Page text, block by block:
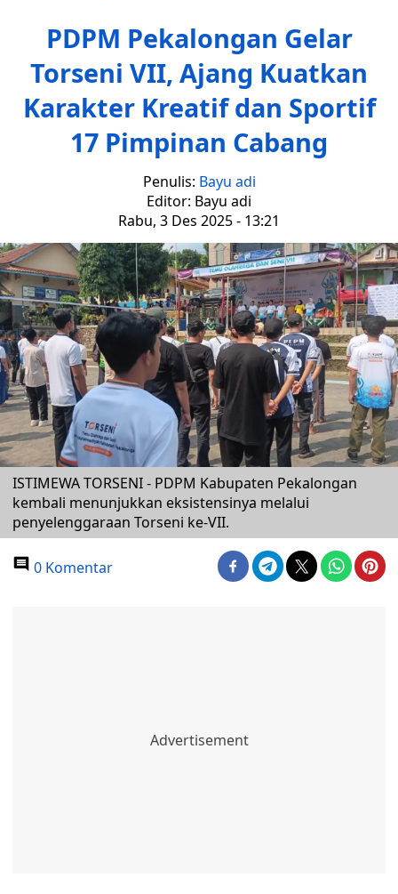
PDPM Pekalongan Gelar
Torseni VII, Ajang Kuatkan
Karakter Kreatif dan Sportif
17 Pimpinan Cabang
Penulis: Bayu adi
Editor: Bayu adi
Rabu, 3 Des 2025 - 13:21
ISTIMEWA TORSENI - PDPM Kabupaten Pekalongan
kembali menunjukkan eksistensinya melalui
penyelenggaraan Torseni ke-VII.
0 Komentar